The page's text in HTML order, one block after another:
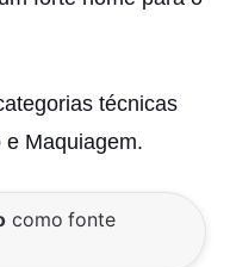
técnicas
Maquiagem.
como fonte